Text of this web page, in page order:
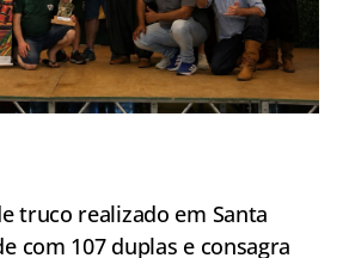
truco realizado em Santa
com 107 duplas e consagra